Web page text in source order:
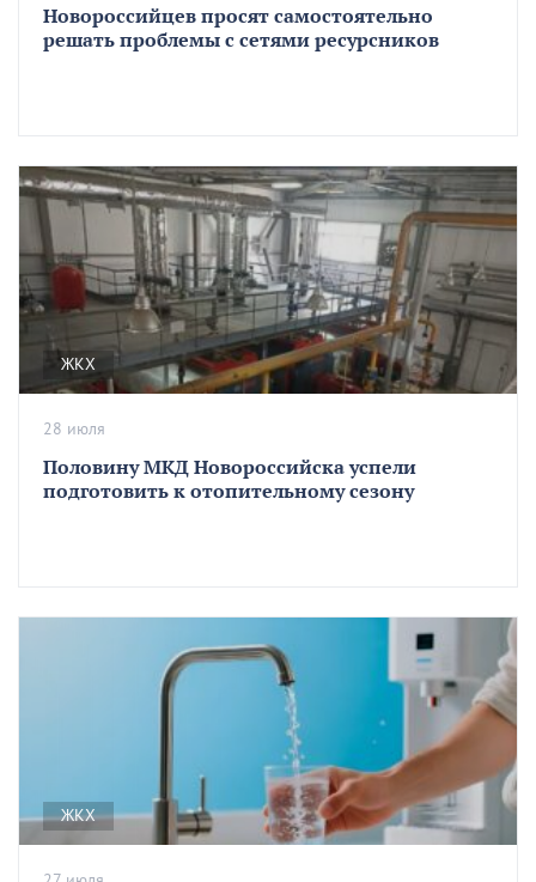
Новороссийцев просят самостоятельно
решать проблемы с сетями ресурсников
ЖКХ
Половину МКД Новороссийска успели
подготовить к отопительному сезону
28 июля
ЖКХ